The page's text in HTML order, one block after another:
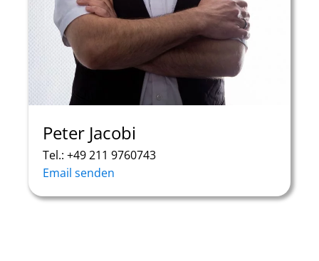
Peter Jacobi
Tel.: +49 211 9760743
Email senden